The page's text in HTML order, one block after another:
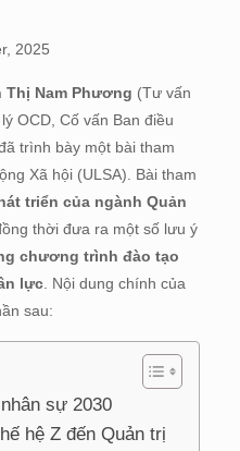
2025
Thị Nam Phương (Tư vấn
OCD, Cố vấn Ban điều
trình bày một bài tham
Xã hội (ULSA). Bài tham
triển của ngành Quản
thời đưa ra một số lưu ý
chương trình đào tạo
lực. Nội dung chính của
sau:
sự 2030
hệ Z đến Quản trị